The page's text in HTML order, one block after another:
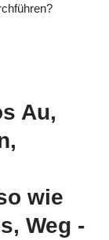
Au,
wie
Weg -